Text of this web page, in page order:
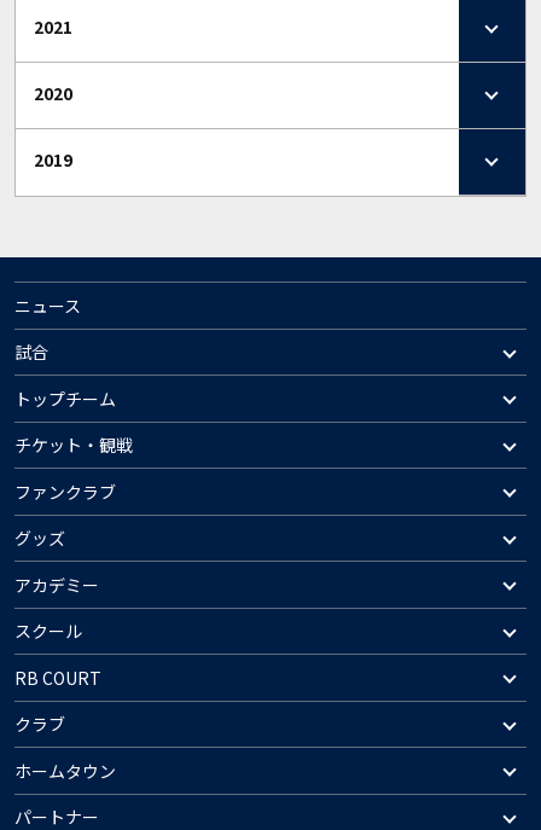
2021
2020
2019
ニュース
試合
トップチーム
チケット・観戦
ファンクラブ
グッズ
アカデミー
スクール
RB COURT
クラブ
ホームタウン
パートナー